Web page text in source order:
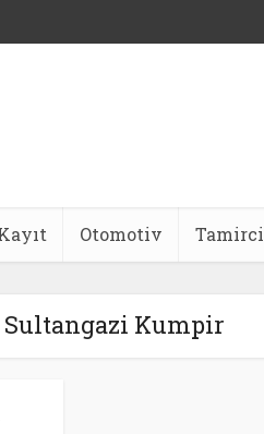
Otomotiv Tamirci
Kumpir